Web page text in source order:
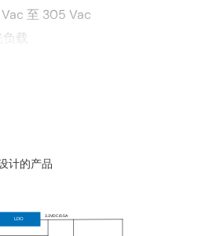
至 305 Vac
载
计的产品
LDO
3.3VDC/0.5A